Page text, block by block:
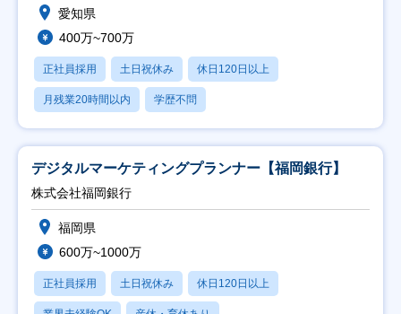
愛知県
400万~700万
正社員採用 土日祝休み 休日120日以上
月残業20時間以内 学歴不問
デジタルマーケティングプランナー【福岡銀行】
株式会社福岡銀行
福岡県
600万~1000万
正社員採用 土日祝休み 休日120日以上